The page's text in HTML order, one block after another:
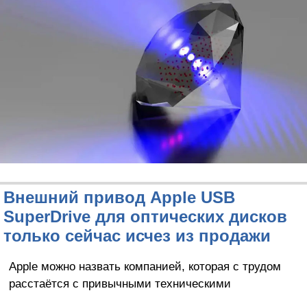
Внешний привод Apple USB
SuperDrive для оптических дисков
только сейчас исчез из продажи
Apple можно назвать компанией, которая с трудом
расстаётся с привычными техническими